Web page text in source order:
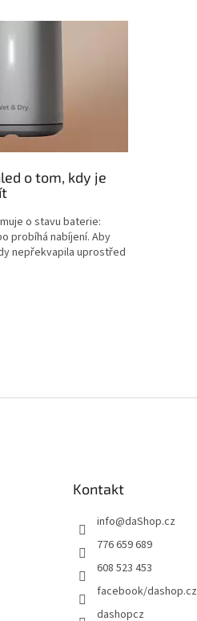
o tom, kdy je
o stavu baterie:
probíhá nabíjení. Aby
nepřekvapila uprostřed
Kontakt
info@daShop.cz
776 659 689
608 523 453
facebook/dashop.cz
dashopcz